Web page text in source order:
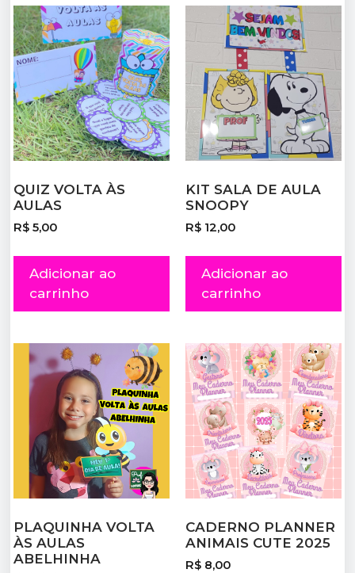
QUIZ VOLTA ÀS
AULAS
R$ 5,00
Adicionar ao
carrinho
KIT SALA DE AULA
SNOOPY
R$ 12,00
Adicionar ao
carrinho
PLAQUINHA VOLTA
ÀS AULAS
ABELHINHA
CADERNO PLANNER
ANIMAIS CUTE 2025
R$ 8,00